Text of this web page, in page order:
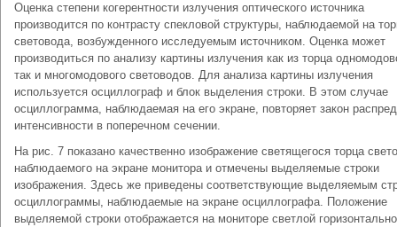
Оценка степени когерентности излучения оптического источника
производится по контрасту спекловой структуры, наблюдаемой на
световода, возбужденного исследуемым источником. Оценка может
производиться по анализу картины излучения как из торца
так и многомодового световодов. Для анализа картины излучения
используется осциллограф и блок выделения строки. В этом случае
осциллограмма, наблюдаемая на его экране, повторяет закон
интенсивности в поперечном сечении.
На рис. 7 показано качественно изображение светящегося торца
наблюдаемого на экране монитора и отмечены выделяемые строки
изображения. Здесь же приведены соответствующие выделяемым
осциллограммы, наблюдаемые на экране осциллографа. Положение
выделяемой строки отображается на мониторе светлой